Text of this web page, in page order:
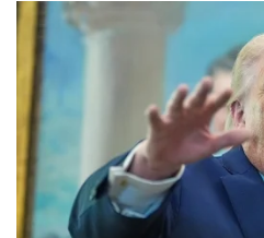
Thế giới thể thao
eSports
Hậu trường